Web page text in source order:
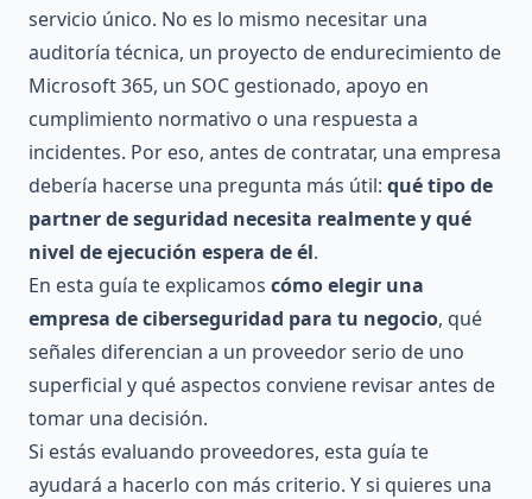
servicio único. No es lo mismo necesitar una
auditoría técnica, un proyecto de endurecimiento de
Microsoft 365, un SOC gestionado, apoyo en
cumplimiento normativo o una respuesta a
incidentes. Por eso, antes de contratar, una empresa
debería hacerse una pregunta más útil: qué tipo de
partner de seguridad necesita realmente y qué
nivel de ejecución espera de él.
En esta guía te explicamos cómo elegir una
empresa de ciberseguridad para tu negocio, qué
señales diferencian a un proveedor serio de uno
superficial y qué aspectos conviene revisar antes de
tomar una decisión.
Si estás evaluando proveedores, esta guía te
ayudará a hacerlo con más criterio. Y si quieres una